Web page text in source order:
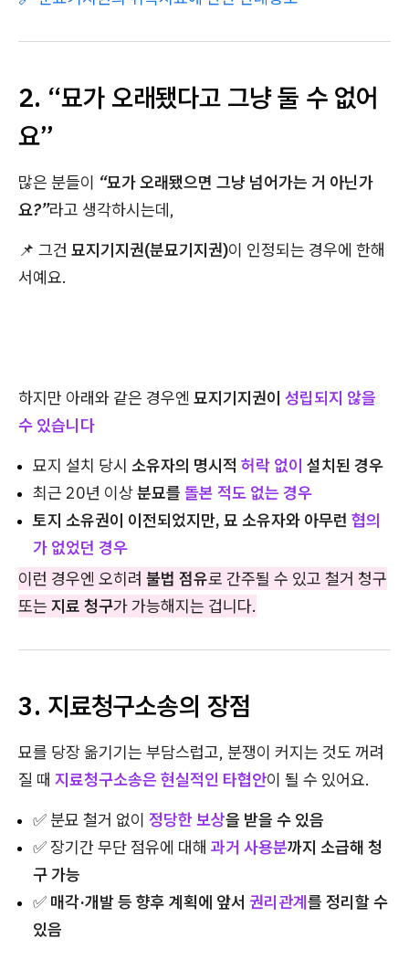
2. “묘가 오래됐다고 그냥 둘 수 없어
요”
많은 분들이 “묘가 오래됐으면 그냥 넘어가는 거 아닌가
요?”라고 생각하시는데,
📌 그건 묘지기지권(분묘기지권)이 인정되는 경우에 한해
서예요.
하지만 아래와 같은 경우엔 묘지기지권이 성립되지 않을
수 있습니다
묘지 설치 당시 소유자의 명시적 허락 없이 설치된 경우
최근 20년 이상분묘를 돌본 적도 없는 경우
토지 소유권이 이전되었지만, 묘 소유자와 아무런 협의
가 없었던 경우
이런 경우엔 오히려 불법 점유로 간주될 수 있고 철거 청구
또는 지료 청구가 가능해지는 겁니다.
3. 지료청구소송의 장점
묘를 당장 옮기기는 부담스럽고, 분쟁이 커지는 것도 꺼려
질 때 지료청구소송은 현실적인 타협안이 될 수 있어요.
✅ 분묘 철거 없이 정당한 보상을 받을 수 있음
✅ 장기간 무단 점유에 대해 과거 사용분까지 소급해 청
구 가능
✅ 매각·개발 등 향후 계획에 앞서 권리관계를 정리할 수
있음